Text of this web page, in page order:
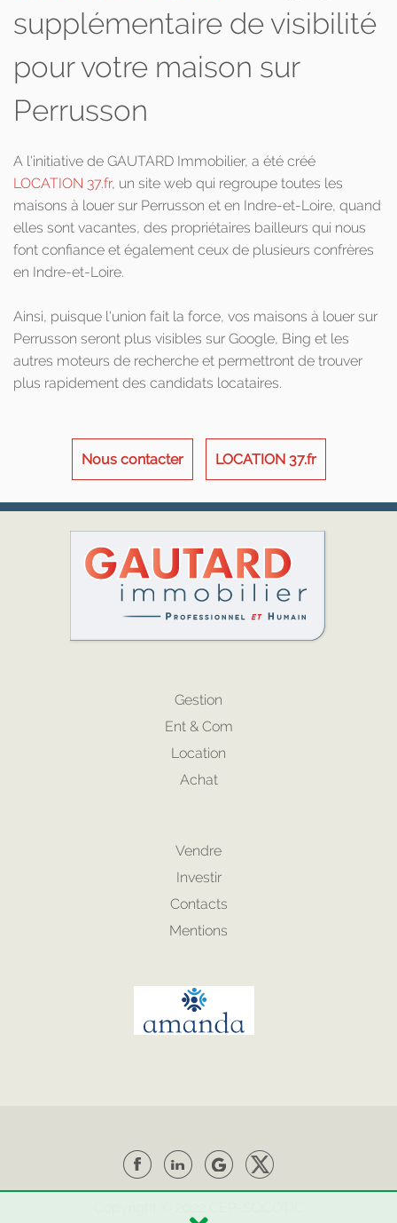
supplémentaire de visibilité
pour votre maison sur
Perrusson
A l'initiative de GAUTARD Immobilier, a été créé
LOCATION 37.fr, un site web qui regroupe toutes les
maisons à louer sur Perrusson et en Indre-et-Loire, quand
elles sont vacantes, des propriétaires bailleurs qui nous
font confiance et également ceux de plusieurs confrères
en Indre-et-Loire.
Ainsi, puisque l'union fait la force, vos maisons à louer sur
Perrusson seront plus visibles sur Google, Bing et les
autres moteurs de recherche et permettront de trouver
plus rapidement des candidats locataires.
Nous contacter LOCATION 37.fr
Gestion
Ent & Com
Location
Achat
Vendre
Investir
Contacts
Mentions